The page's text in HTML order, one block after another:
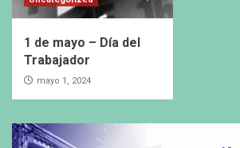
1 de mayo – Día del
Trabajador
mayo 1, 2024